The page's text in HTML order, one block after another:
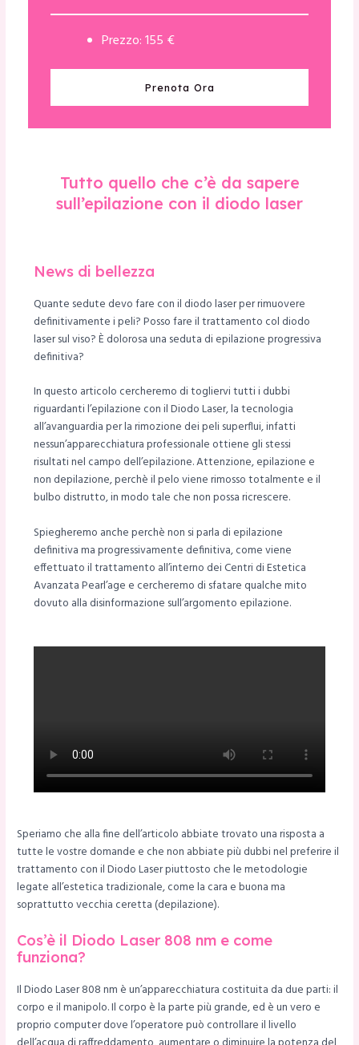
Prezzo: 155 €
Prenota Ora
Tutto quello che c’è da sapere
sull’epilazione con il diodo laser
News di bellezza
Quante sedute devo fare con il diodo laser per rimuovere
definitivamente i peli? Posso fare il trattamento col diodo
laser sul viso? È dolorosa una seduta di epilazione progressiva
definitiva?
In questo articolo cercheremo di togliervi tutti i dubbi
riguardanti l’epilazione con il Diodo Laser, la tecnologia
all’avanguardia per la rimozione dei peli superflui, infatti
nessun’apparecchiatura professionale ottiene gli stessi
risultati nel campo dell’epilazione. Attenzione, epilazione e
non depilazione, perchè il pelo viene rimosso totalmente e il
bulbo distrutto, in modo tale che non possa ricrescere.
Spiegheremo anche perchè non si parla di epilazione
definitiva ma progressivamente definitiva, come viene
effettuato il trattamento all’interno dei Centri di Estetica
Avanzata Pearl’age e cercheremo di sfatare qualche mito
dovuto alla disinformazione sull’argomento epilazione.
Speriamo che alla fine dell’articolo abbiate trovato una risposta a
tutte le vostre domande e che non abbiate più dubbi nel preferire il
trattamento con il Diodo Laser piuttosto che le metodologie
legate all’estetica tradizionale, come la cara e buona ma
soprattutto vecchia ceretta (depilazione).
Cos’è il Diodo Laser 808 nm e come
funziona?
Il Diodo Laser 808 nm è un’apparecchiatura costituita da due parti: il
corpo e il manipolo. Il corpo è la parte più grande, ed è un vero e
proprio computer dove l’operatore può controllare il livello
disattiva